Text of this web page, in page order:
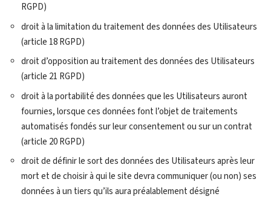
RGPD)
droit à la limitation du traitement des données des Utilisateurs
(article 18 RGPD)
droit d’opposition au traitement des données des Utilisateurs
(article 21 RGPD)
droit à la portabilité des données que les Utilisateurs auront
fournies, lorsque ces données font l’objet de traitements
automatisés fondés sur leur consentement ou sur un contrat
(article 20 RGPD)
droit de définir le sort des données des Utilisateurs après leur
mort et de choisir à qui le site devra communiquer (ou non) ses
données à un tiers qu’ils aura préalablement désigné